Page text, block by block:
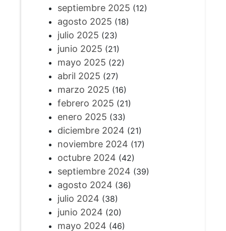
septiembre 2025 (12)
agosto 2025 (18)
julio 2025 (23)
junio 2025 (21)
mayo 2025 (22)
abril 2025 (27)
marzo 2025 (16)
febrero 2025 (21)
enero 2025 (33)
diciembre 2024 (21)
noviembre 2024 (17)
octubre 2024 (42)
septiembre 2024 (39)
agosto 2024 (36)
julio 2024 (38)
junio 2024 (20)
mayo 2024 (46)